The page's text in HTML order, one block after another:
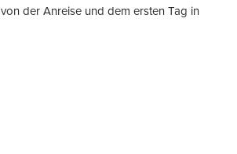
von der Anreise und dem ersten Tag in